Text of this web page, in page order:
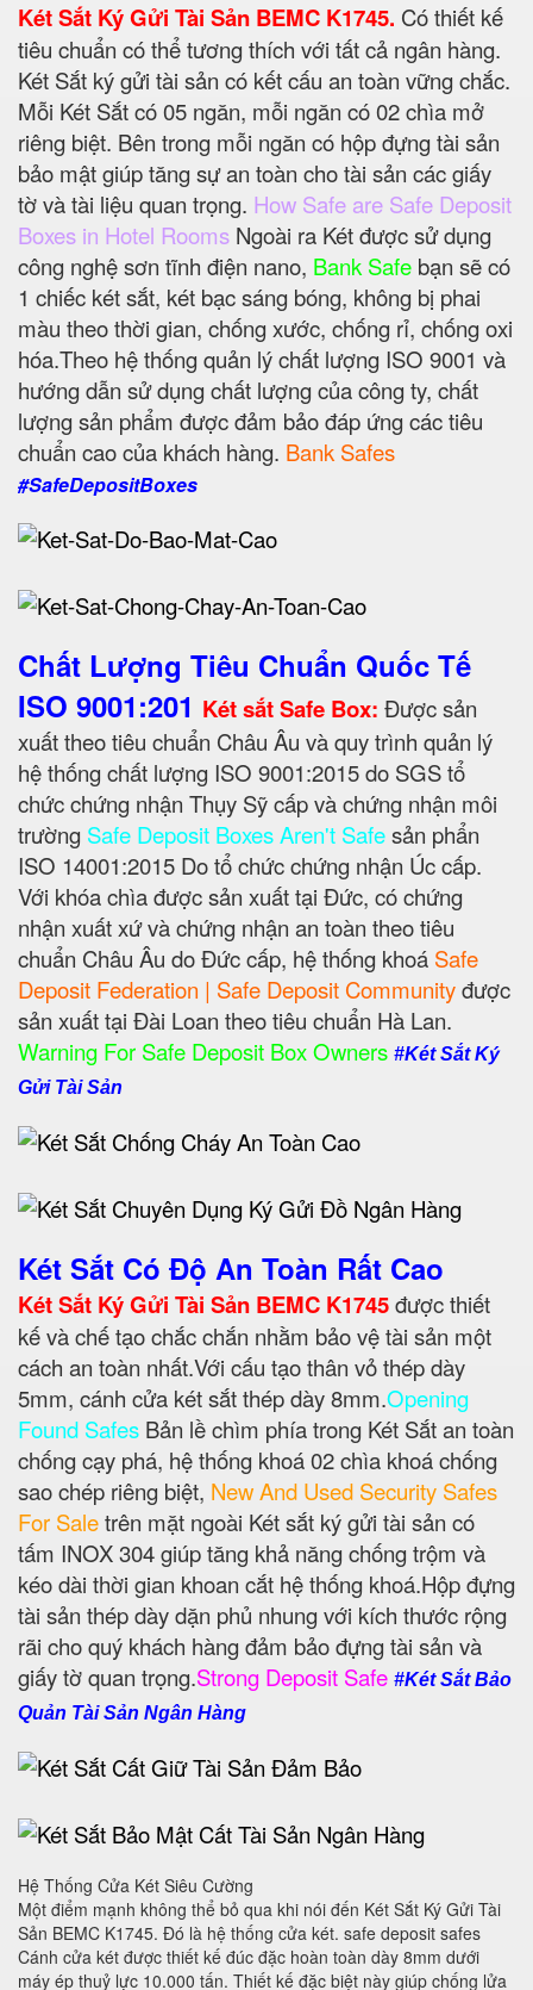
Két Sắt Ký Gửi Tài Sản BEMC K1745. Có thiết kế
tiêu chuẩn có thể tương thích với tất cả ngân hàng.
Két Sắt ký gửi tài sản có kết cấu an toàn vững chắc.
Mỗi Két Sắt có 05 ngăn, mỗi ngăn có 02 chìa mở
riêng biệt. Bên trong mỗi ngăn có hộp đựng tài sản
bảo mật giúp tăng sự an toàn cho tài sản các giấy
tờ và tài liệu quan trọng. How Safe are Safe Deposit
Boxes in Hotel Rooms Ngoài ra Két được sử dụng
công nghệ sơn tĩnh điện nano, Bank Safe bạn sẽ có
1 chiếc két sắt, két bạc sáng bóng, không bị phai
màu theo thời gian, chống xước, chống rỉ, chống oxi
hóa.Theo hệ thống quản lý chất lượng ISO 9001 và
hướng dẫn sử dụng chất lượng của công ty, chất
lượng sản phẩm được đảm bảo đáp ứng các tiêu
chuẩn cao của khách hàng. Bank Safes
#SafeDepositBoxes
Chất Lượng Tiêu Chuẩn Quốc Tế
ISO 9001:201 Két sắt Safe Box: Được sản
xuất theo tiêu chuẩn Châu Âu và quy trình quản lý
hệ thống chất lượng ISO 9001:2015 do SGS tổ
chức chứng nhận Thụy Sỹ cấp và chứng nhận môi
trường Safe Deposit Boxes Aren't Safesản phẩn
ISO 14001:2015 Do tổ chức chứng nhận Úc cấp.
Với khóa chìa được sản xuất tại Đức, có chứng
nhận xuất xứ và chứng nhận an toàn theo tiêu
chuẩn Châu Âu do Đức cấp, hệ thống khoá Safe
Deposit Federation | Safe Deposit Communityđược
sản xuất tại Đài Loan theo tiêu chuẩn Hà Lan.
Warning For Safe Deposit Box Owners #Két Sắt Ký
Gửi Tài Sản
Két Sắt Có Độ An Toàn Rất Cao
Két Sắt Ký Gửi Tài Sản BEMC K1745được thiết
kế và chế tạo chắc chắn nhằm bảo vệ tài sản một
cách an toàn nhất.Với cấu tạo thân vỏ thép dày
5mm, cánh cửa két sắt thép dày 8mm.Opening
Found Safes Bản lề chìm phía trong Két Sắt an toàn
chống cạy phá, hệ thống khoá 02 chìa khoá chống
sao chép riêng biệt, New And Used Security Safes
For Saletrên mặt ngoài Két sắt ký gửi tài sản có
tấm INOX 304 giúp tăng khả năng chống trộm và
kéo dài thời gian khoan cắt hệ thống khoá.Hộp đựng
tài sản thép dày dặn phủ nhung với kích thước rộng
rãi cho quý khách hàng đảm bảo đựng tài sản và
giấy tờ quan trọng.Strong Deposit Safe #Két Sắt Bảo
Quản Tài Sản Ngân Hàng
Hệ Thống Cửa Két Siêu Cường
Một điểm mạnh không thể bỏ qua khi nói đến Két Sắt Ký Gửi Tài
Sản BEMC K1745. Đó là hệ thống cửa két. safe deposit safes
Cánh cửa két được thiết kế đúc đặc hoàn toàn dày 8mm dưới
máy ép thuỷ lực 10.000 tấn. Thiết kế đặc biệt này giúp chống lửa